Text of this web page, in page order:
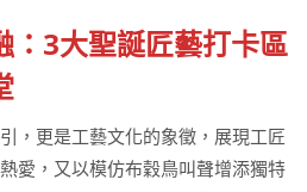
：3大聖誕匠藝打卡區
，更是工藝文化的象徵，展現工匠
愛，又以模仿布穀鳥叫聲增添獨特